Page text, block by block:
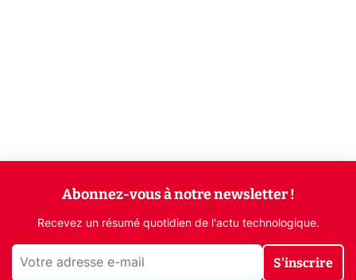
Abonnez-vous à notre newsletter !
Recevez un résumé quotidien de l'actu technologique.
S'inscrire